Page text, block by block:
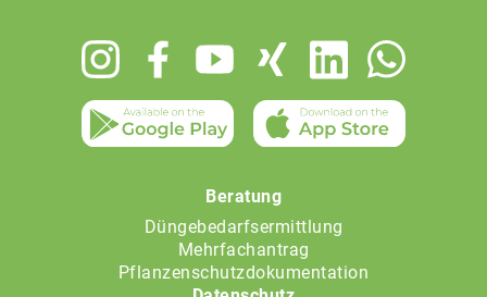
Beratung
Düngebedarfsermittlung
Mehrfachantrag
Pflanzenschutzdokumentation